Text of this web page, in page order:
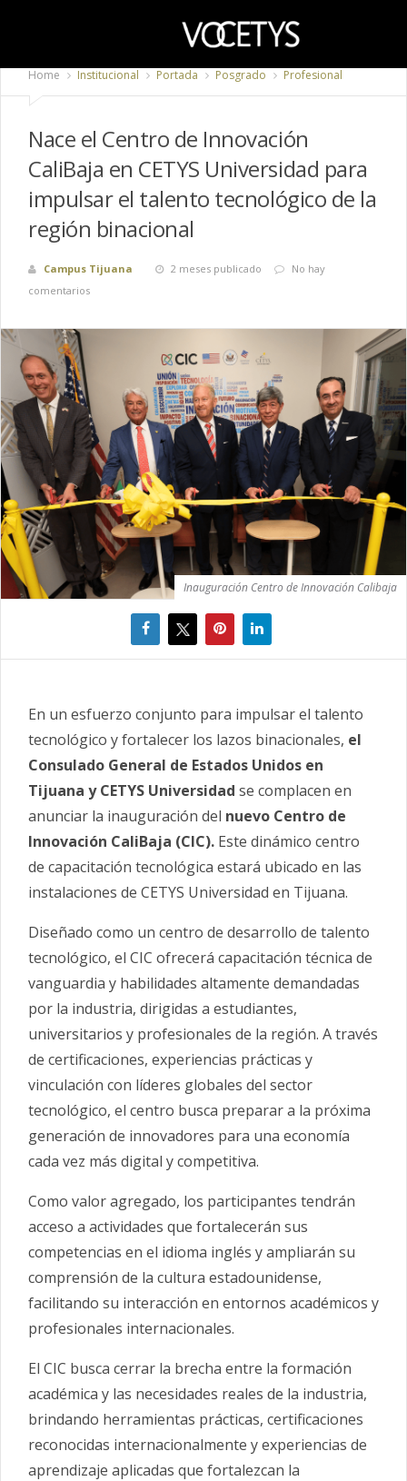
Home Institucional Portada Posgrado Profesional
Nace el Centro de Innovación
CaliBaja en CETYS Universidad para
impulsar el talento tecnológico de la
región binacional
Campus Tijuana 2 meses publicado
No hay
comentarios
Inauguración Centro de Innovación Calibaja
En un esfuerzo conjunto para impulsar el talento
tecnológico y fortalecer los lazos binacionales, el
Consulado General de Estados Unidos en
Tijuana y CETYS Universidad se complacen en
anunciar la inauguración del nuevo Centro de
Innovación CaliBaja (CIC). Este dinámico centro
de capacitación tecnológica estará ubicado en las
instalaciones de CETYS Universidad en Tijuana.
Diseñado como un centro de desarrollo de talento
tecnológico, el CIC ofrecerá capacitación técnica de
vanguardia y habilidades altamente demandadas
por la industria, dirigidas a estudiantes,
universitarios y profesionales de la región. A través
de certificaciones, experiencias prácticas y
vinculación con líderes globales del sector
tecnológico, el centro busca preparar a la próxima
generación de innovadores para una economía
cada vez más digital y competitiva.
Como valor agregado, los participantes tendrán
acceso a actividades que fortalecerán sus
competencias en el idioma inglés y ampliarán su
comprensión de la cultura estadounidense,
facilitando su interacción en entornos académicos y
profesionales internacionales.
El CIC busca cerrar la brecha entre la formación
académica y las necesidades reales de la industria,
brindando herramientas prácticas, certificaciones
reconocidas internacionalmente y experiencias de
aprendizaje aplicadas que fortalezcan la